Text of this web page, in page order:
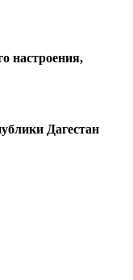
настроения,
Дагестан